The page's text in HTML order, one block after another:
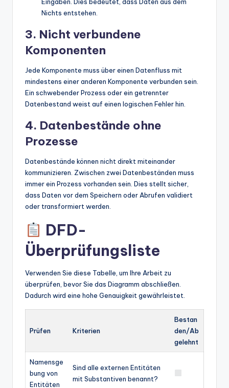
Nichts entstehen.
3. Nicht verbundene
Komponenten
Jede Komponente muss über einen Datenfluss mit
mindestens einer anderen Komponente verbunden sein.
Ein schwebender Prozess oder ein getrennter
Datenbestand weist auf einen logischen Fehler hin.
4. Datenbestände ohne
Prozesse
Datenbestände können nicht direkt miteinander
kommunizieren. Zwischen zwei Datenbeständen muss
immer ein Prozess vorhanden sein. Dies stellt sicher,
dass Daten vor dem Speichern oder Abrufen validiert
oder transformiert werden.
DFD-
Überprüfungsliste
Verwenden Sie diese Tabelle, um Ihre Arbeit zu
überprüfen, bevor Sie das Diagramm abschließen.
Dadurch wird eine hohe Genauigkeit gewährleistet.
Prüfen Kriterien
Bestan
den/Ab
gelehnt
Namensge
bung von
Entitäten
Sind alle externen Entitäten
mit Substantiven benannt?